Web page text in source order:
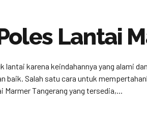
Lantai
lantai karena keindahannya yang alami
baik. Salah satu cara untuk
Tangerang yang tersedia,...